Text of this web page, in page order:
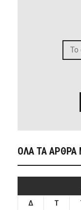
ΟΛΑ ΤΑ
Δ
Τ